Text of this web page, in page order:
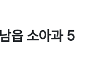
읍 소아과 5